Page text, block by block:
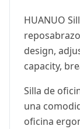
HUANUO
design,
capacity,
Silla de
una
oficina